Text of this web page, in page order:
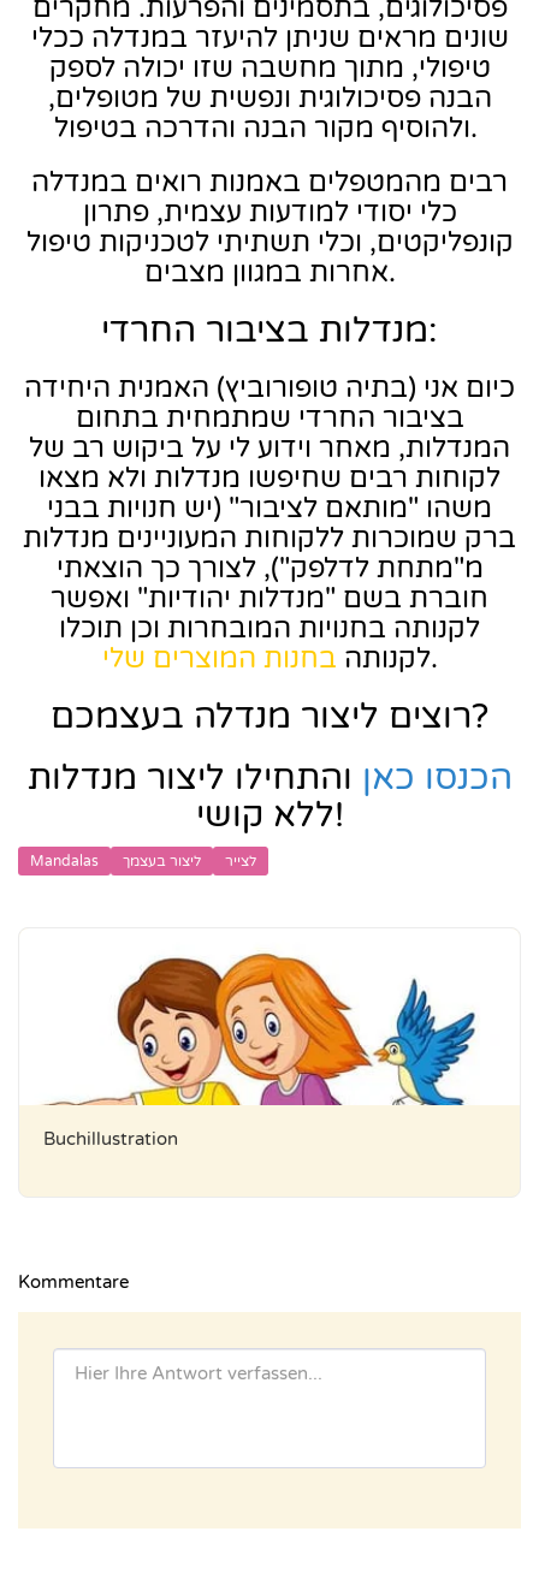
פסיכולוגים, בתסמינים והפרעות. מחקרים
שונים מראים שניתן להיעזר במנדלה ככלי
טיפולי, מתוך מחשבה שזו יכולה לספק
הבנה פסיכולוגית ונפשית של מטופלים,
ולהוסיף מקור הבנה והדרכה בטיפול.
רבים מהמטפלים באמנות רואים במנדלה
כלי יסודי למודעות עצמית, פתרון
קונפליקטים, וכלי תשתיתי לטכניקות טיפול
אחרות במגוון מצבים.
מנדלות בציבור החרדי:
כיום אני (בתיה טופורוביץ) האמנית היחידה
בציבור החרדי שמתמחית בתחום
המנדלות, מאחר וידוע לי על ביקוש רב של
לקוחות רבים שחיפשו מנדלות ולא מצאו
משהו "מותאם לציבור" (יש חנויות בבני
ברק שמוכרות ללקוחות המעוניינים מנדלות
מ"מתחת לדלפק"), לצורך כך הוצאתי
חוברת בשם "מנדלות יהודיות" ואפשר
לקנותה בחנויות המובחרות וכן תוכלו
לקנותה בחנות המוצרים שלי .
רוצים ליצור מנדלה בעצמכם?
הכנסו כאן והתחילו ליצור מנדלות
ללא קושי!
Mandalas ליצור בעצמך לצייר
Buchillustration
Kommentare